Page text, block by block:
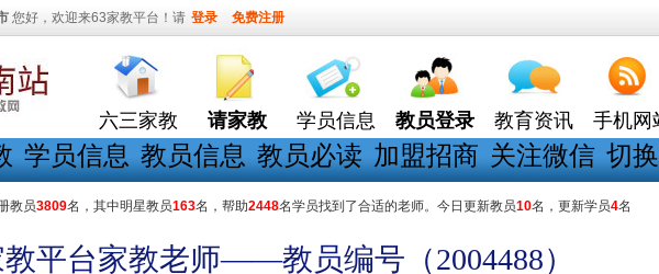
您好，欢迎来63家教平台！请 登录 免费注册
六三家教 请家教 学员信息 教员登录 教育资讯 手机网
学员信息 教员信息 教员必读 加盟招商 关注微信 切
教员3809名，其中明星教员163名，帮助2448名学员找到了合适的老师。今日更新教员10名，更新学员4名
教平台家教老师——教员编号（2004488）